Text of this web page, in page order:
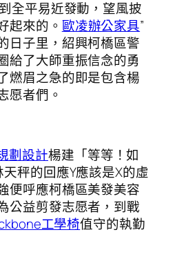
全平易近發動，望風披
起來的。 歐凌辦公家具”
日子里，紹興柯橋區警
給了大師重振信念的勇
燃眉之急的即是包含楊
愿者們。
劃設計楊建「等等！如
秤的回應Y應該是X的虛
便呼應柯橋區美發美容
公益剪發志愿者，到戰
工學椅值守的執勤